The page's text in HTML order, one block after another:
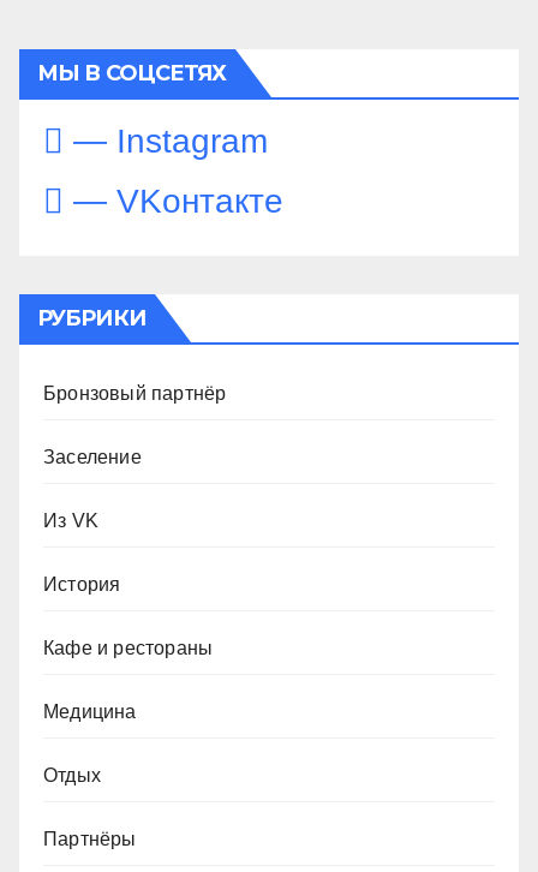
МЫ В СОЦСЕТЯХ
— Instagram
— VKонтакте
РУБРИКИ
Бронзовый партнёр
Заселение
Из VK
История
Кафе и рестораны
Медицина
Отдых
Партнёры